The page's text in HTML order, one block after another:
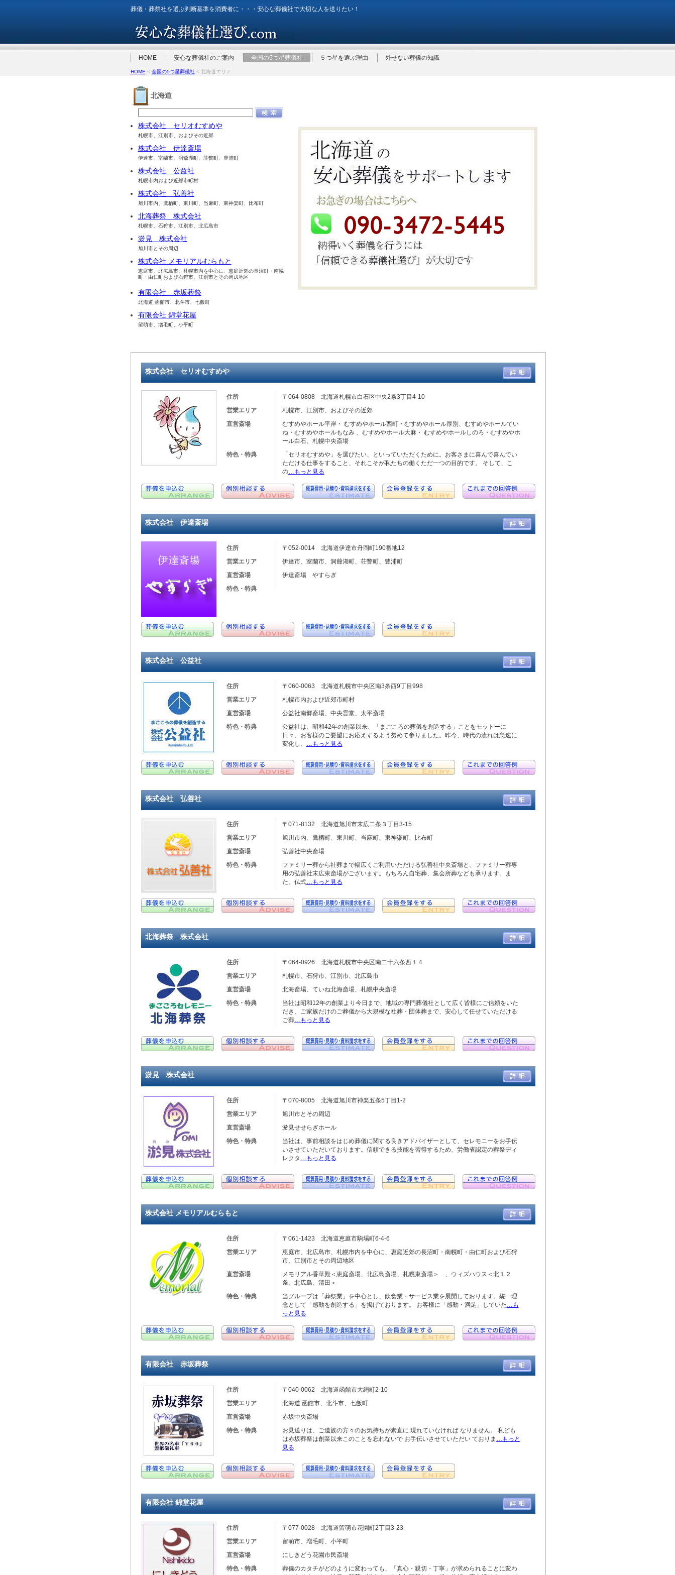
葬儀・葬祭社を選ぶ判断基準を消費者に・・・安心な葬儀社で大切な人を送りたい！
HOME 安心な葬儀社のご案内 全国の5つ星葬儀社 ５つ星を選ぶ理由 外せない葬儀の知識
HOME < 全国の5つ星葬儀社< 北海道エリア
北海道
株式会社 セリオむすめや
札幌市、江別市、およびその近郊
株式会社 伊達斎場
伊達市、室蘭市、洞爺湖町、荘瞥町、豊浦町
株式会社 公益社
札幌市内および近郊市町村
株式会社 弘善社
旭川市内、鷹栖町、東川町、当麻町、東神楽町、比布町
北海葬祭 株式会社
札幌市、石狩市、江別市、北広島市
淤見 株式会社
旭川市とその周辺
株式会社 メモリアルむらもと
恵庭市、北広島市、札幌市内を中心に、恵庭近郊の長沼町・南幌
町・由仁町および石狩市、江別市とその周辺地区
有限会社 赤坂葬祭
北海道 函館市、北斗市、七飯町
有限会社 錦堂花屋
留萌市、増毛町、小平町
株式会社 セリオむすめや
住所
〒064-0808 北海道札幌市白石区中央2条3丁目4-10
営業エリア
札幌市、江別市、およびその近郊
直営斎場
むすめやホール平岸・ むすめやホール西町・むすめやホール厚別、むすめやホールてい
ね・むすめやホールもなみ 、むすめやホール大麻・ むすめやホールしのろ・むすめやホ
ール白石、札幌中央斎場
特色・特典
「セリオむすめや」を選びたい、といっていただくために。お客さまに喜んで喜んでい
ただける仕事をすること、それこそが私たちの働くただ一つの目的です。 そして、こ
の…もっと見る
株式会社 伊達斎場
住所
〒052-0014 北海道伊達市舟岡町190番地12
営業エリア
伊達市、室蘭市、洞爺湖町、荘瞥町、豊浦町
直営斎場
伊達斎場 やすらぎ
特色・特典
株式会社 公益社
住所
〒060-0063 北海道札幌市中央区南3条西9丁目998
営業エリア
札幌市内および近郊市町村
直営斎場
公益社南郷斎場、中央霊堂、太平斎場
特色・特典
公益社は、昭和42年の創業以来、「まごころの葬儀を創造する」ことをモットーに
日々、お客様のご要望にお応えするよう努めて参りました。昨今、時代の流れは急速に
変化し、
…もっと見る
株式会社 弘善社
住所
〒071-8132 北海道旭川市末広二条３丁目3-15
営業エリア
旭川市内、鷹栖町、東川町、当麻町、東神楽町、比布町
直営斎場
弘善社中央斎場
特色・特典
ファミリー葬から社葬まで幅広くご利用いただける弘善社中央斎場と、ファミリー葬専
用の弘善社末広東斎場がございます。もちろん自宅葬、集会所葬なども承ります。ま
た、仏式…もっと見る
北海葬祭 株式会社
住所
〒064-0926 北海道札幌市中央区南二十六条西１４
営業エリア
札幌市、石狩市、江別市、北広島市
直営斎場
北海斎場、ていね北海斎場、札幌中央斎場
特色・特典
当社は昭和12年の創業より今日まで、地域の専門葬儀社として広く皆様にご信頼をいた
だき、ご家族だけのご葬儀から大規模な社葬・団体葬まで、安心して任せていただける
ご葬…もっと見る
淤見 株式会社
住所
〒070-8005 北海道旭川市神楽五条5丁目1-2
営業エリア
旭川市とその周辺
直営斎場
淤見せせらぎホール
特色・特典
当社は、事前相談をはじめ葬儀に関する良きアドバイザーとして、セレモニーをお手伝
いさせていただいております。信頼できる技能を習得するため、労働省認定の葬祭ディ
レクタ …もっと見る
株式会社 メモリアルむらもと
住所
〒061-1423 北海道恵庭市駒場町6-4-6
営業エリア
恵庭市、北広島市、札幌市内を中心に、恵庭近郊の長沼町・南幌町・由仁町および石狩
市、江別市とその周辺地区
直営斎場
メモリアル香華殿＜恵庭斎場、北広島斎場、札幌東斎場＞ 、ウィズハウス＜北１２
条、北広島、清田＞
特色・特典
当グループは「葬祭業」を中心とし、飲食業・サービス業を展開しております。統一理
念として「感動を創造する」を掲げております。 お客様に「感動・満足」していた…も
っと見る
有限会社 赤坂葬祭
住所
〒040-0062 北海道函館市大縄町2-10
営業エリア
北海道 函館市、北斗市、七飯町
直営斎場
赤坂中央斎場
特色・特典
お見送りは、ご遺族の方々のお気持ちが素直に 現れていなければ なりません。 私ども
は赤坂葬祭は創業以来このことを忘れないで お手伝いさせていただい ておりま …もっと
見る
有限会社 錦堂花屋
住所
〒077-0028 北海道留萌市花園町2丁目3-23
営業エリア
留萌市、増毛町、小平町
直営斎場
にしきどう花園市民斎場
特色・特典
葬儀のカタチがどのように変わっても、「真心・親切・丁寧」が求められることに変わ